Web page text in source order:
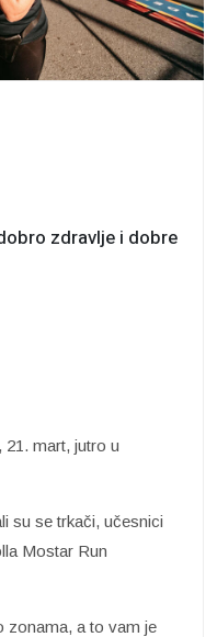
zdravlje i dobre
mart, jutro u
su se trkači, učesnici
Mostar Run
zonama, a to vam je